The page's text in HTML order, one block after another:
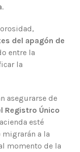
.
del apagón de
entre la
la
asegurarse de
Registro Único
esté
migrarán a la
momento de la